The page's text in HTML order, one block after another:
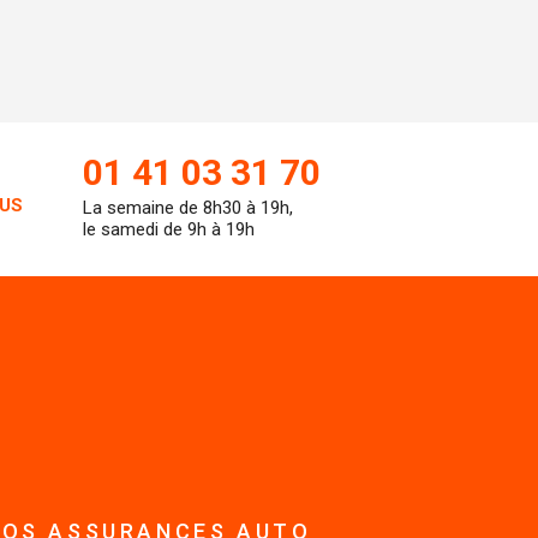
01 41 03 31 70
La semaine de 8h30 à 19h,
le samedi de 9h à 19h
ASSURANCES AUTO